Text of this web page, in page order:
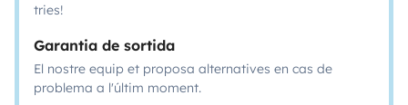
tries!
Garantia de sortida
El nostre equip et proposa alternatives en cas de
problema a l'últim moment.